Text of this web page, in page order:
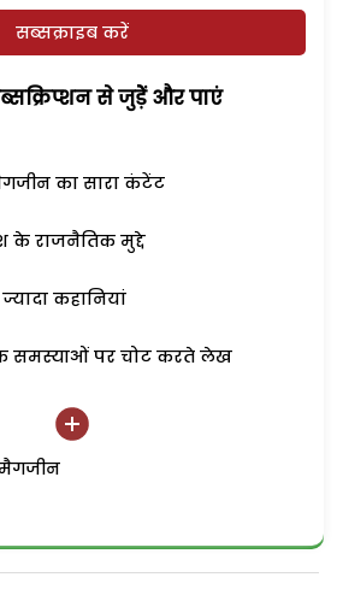
सब्सक्राइब करें
से जुड़ेें और पाएं
का सारा कंटेंट
के राजनैतिक मुद्दे
कहानियां
समस्याओं पर चोट करते लेख
मैगजीन